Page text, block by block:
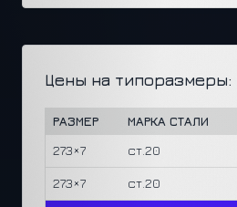
Цены на типоразмеры:
РАЗМЕР МАРКА СТАЛИ
273×7
ст.20
273×7 ст.20